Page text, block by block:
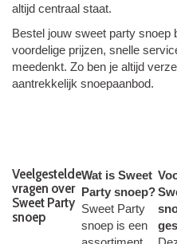
altijd centraal staat.
Bestel jouw sweet party snoep
voordelige prijzen, snelle
meedenkt. Zo ben je altijd
aantrekkelijk snoepaanbod.
Veelgestelde
vragen over
Sweet Party
snoep
Wat is Sweet
Party snoep?
Sweet Party
snoep is een